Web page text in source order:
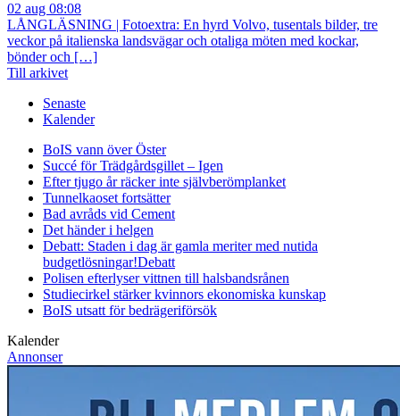
02 aug 08:08
LÅNGLÄSNING | Fotoextra: En hyrd Volvo, tusentals bilder, tre
veckor på italienska landsvägar och otaliga möten med kockar,
bönder och […]
Till arkivet
Senaste
Kalender
BoIS vann över Öster
Succé för Trädgårdsgillet – Igen
Efter tjugo år räcker inte självberömplanket
Tunnelkaoset fortsätter
Bad avråds vid Cement
Det händer i helgen
Debatt: Staden i dag är gamla meriter med nutida
budgetlösningar!Debatt
Polisen efterlyser vittnen till halsbandsrånen
Studiecirkel stärker kvinnors ekonomiska kunskap
BoIS utsatt för bedrägeriförsök
Kalender
Annonser